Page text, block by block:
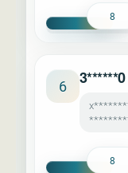
8
6 3******0
8